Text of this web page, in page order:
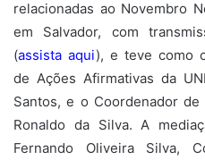
relacionadas ao Novembro
em Salvador, com
(assista aqui), e teve como
de Ações Afirmativas da
Santos, e o Coordenador de
Ronaldo da Silva. A
Fernando Oliveira Silva,